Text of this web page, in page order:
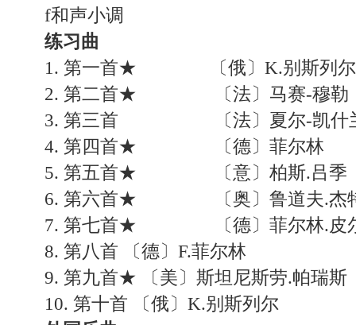
f和声小调
练习曲
1. 第一首★ 〔俄〕K.别斯列
2. 第二首★ 〔法〕马赛-穆勒
3. 第三首 〔法〕夏尔-凯什
4. 第四首★ 〔德〕菲尔林
5. 第五首★ 〔意〕柏斯.吕季
6. 第六首★ 〔奥〕鲁道夫.杰
7. 第七首★ 〔德〕菲尔林.皮
8. 第八首 〔德〕F.菲尔林
9. 第九首★ 〔美〕斯坦尼斯劳.帕瑞斯
10. 第十首 〔俄〕K.别斯列尔